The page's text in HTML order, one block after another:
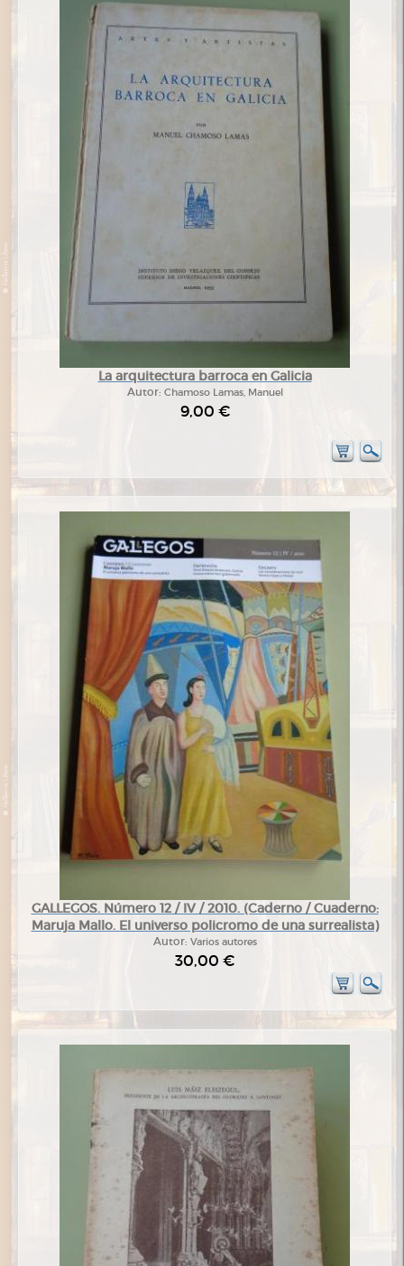
La arquitectura barroca en Galicia
Autor: Chamoso Lamas, Manuel
9,00 €
GALLEGOS. Número 12 / IV / 2010. (Caderno / Cuaderno:
Maruja Mallo. El universo policromo de una surrealista)
Autor: Varios autores
30,00 €